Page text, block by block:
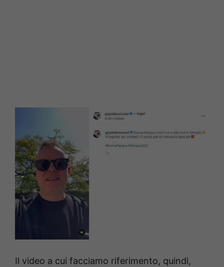
Il video a cui facciamo riferimento, quindi,